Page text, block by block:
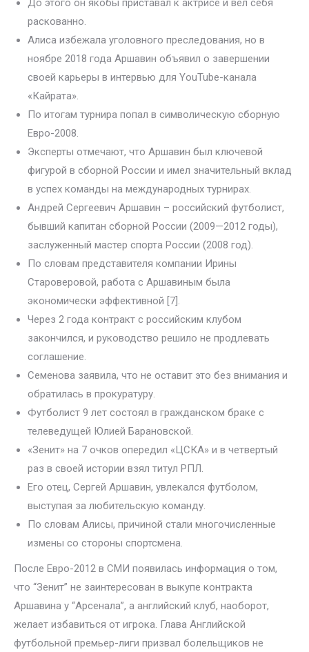
До этого он якобы приставал к актрисе и вел себя
раскованно.
Алиса избежала уголовного преследования, но в
ноябре 2018 года Аршавин объявил о завершении
своей карьеры в интервью для YouTube-канала
«Кайрата».
По итогам турнира попал в символическую сборную
Евро-2008.
Эксперты отмечают, что Аршавин был ключевой
фигурой в сборной России и имел значительный вклад
в успех команды на международных турнирах.
Андрей Сергеевич Аршавин – российский футболист,
бывший капитан сборной России (2009—2012 годы),
заслуженный мастер спорта России (2008 год).
По словам представителя компании Ирины
Староверовой, работа с Аршавиным была
экономически эффективной [7].
Через 2 года контракт с российским клубом
закончился, и руководство решило не продлевать
соглашение.
Семенова заявила, что не оставит это без внимания и
обратилась в прокуратуру.
Футболист 9 лет состоял в гражданском браке с
телеведущей Юлией Барановской.
«Зенит» на 7 очков опередил «ЦСКА» и в четвертый
раз в своей истории взял титул РПЛ.
Его отец, Сергей Аршавин, увлекался футболом,
выступая за любительскую команду.
По словам Алисы, причиной стали многочисленные
измены со стороны спортсмена.
После Евро-2012 в СМИ появилась информация о том,
что “Зенит” не заинтересован в выкупе контракта
Аршавина у “Арсенала”, а английский клуб, наоборот,
желает избавиться от игрока. Глава Английской
футбольной премьер-лиги призвал болельщиков не